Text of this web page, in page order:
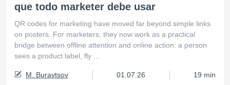
que todo marketer debe usar
QR codes for marketing have moved far beyond simple links
on posters. For marketers, they now work as a practical
bridge between offline attention and online action: a person
sees a product label, fly ...
M. Buravtsov 01.07.26 19 min